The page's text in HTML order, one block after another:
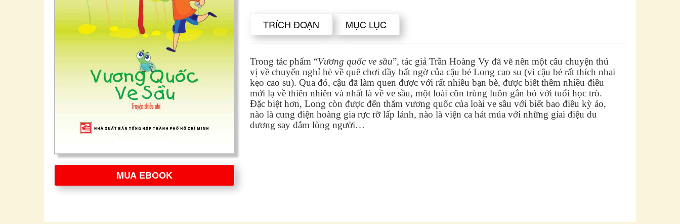
MUA EBOOK
TRÍCH ĐOẠN MỤC LỤC
Trong tác phẩm “Vương quốc ve sầu”, tác giả Trần Hoàng Vy đã vẽ nên một câu chuyện thú
vị về chuyến nghỉ hè về quê chơi đầy bất ngờ của cậu bé Long cao su (vì cậu bé rất thích nhai
kẹo cao su). Qua đó, cậu đã làm quen được với rất nhiều bạn bè, được biết thêm nhiều điều
mới lạ về thiên nhiên và nhất là về ve sầu, một loài côn trùng luôn gắn bó với tuổi học trò.
Đặc biệt hơn, Long còn được đến thăm vương quốc của loài ve sầu với biết bao điều kỳ ảo,
nào là cung điện hoàng gia rực rỡ lấp lánh, nào là viện ca hát múa với những giai điệu du
dương say đắm lòng người…